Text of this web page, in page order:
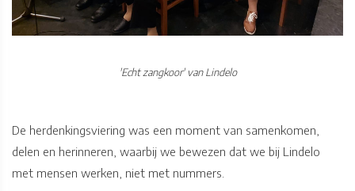
'Echt zangkoor' van Lindelo
De herdenkingsviering was een moment van samenkomen,
delen en herinneren, waarbij we bewezen dat we bij Lindelo
met mensen werken, niet met nummers.